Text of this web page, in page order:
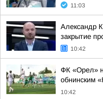
11:03
Александр
закрытие
10:42
ФК «Орел»
обнинским
10:42